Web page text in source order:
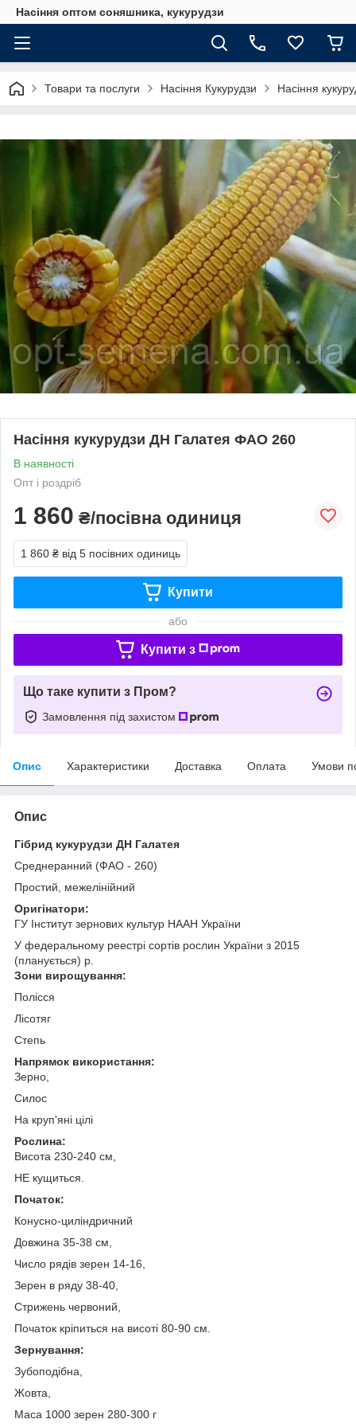
Насіння оптом соняшника, кукурудзи
Товари та послуги Насіння Кукурудзи Насіння
Насіння кукурудзи ДН Галатея ФАО 260
В наявності
Опт і роздріб
1 860 ₴/посівна одиниця
1 860 ₴ від 5 посівних одиниць
Купити
або
Купити з
Що таке купити з Пром?
Замовлення під захистом
Опис Характеристики Доставка Оплата Умови
Опис
Гібрид кукурудзи ДН Галатея
Среднеранний (ФАО - 260)
Простий, межелінійний
Оригінатори:
ГУ Інститут зернових культур НААН України
У федеральному реестрі сортів рослин України з 2015
(планується) р.
Зони вирощування:
Полісся
Лісотяг
Степь
Напрямок використання:
Зерно,
Силос
На круп'яні цілі
Рослина:
Висота 230-240 см,
НЕ кущиться.
Початок:
Конусно-циліндричний
Довжина 35-38 см,
Число рядів зерен 14-16,
Зерен в ряду 38-40,
Стрижень червоний,
Початок кріпиться на висоті 80-90 см.
Зернування:
Зубоподібна,
Жовта,
Маса 1000 зерен 280-300 г